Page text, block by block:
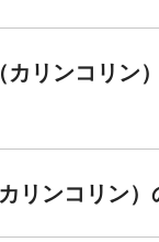
リンコリン
リンコリン）